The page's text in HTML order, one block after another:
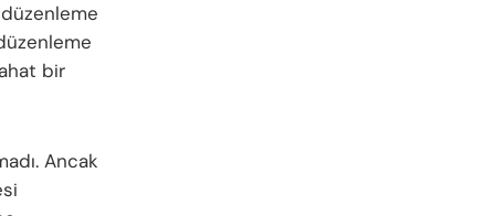
bir
Ancak